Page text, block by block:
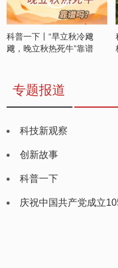
科普一下丨“早立秋冷飕
飕，晚立秋热死牛”靠谱
专题报道
科技新观察
创新故事
科普一下
庆祝中国共产党成立